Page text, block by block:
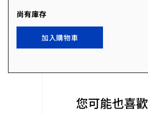
尚有庫存
加入購物車
您可能也喜歡